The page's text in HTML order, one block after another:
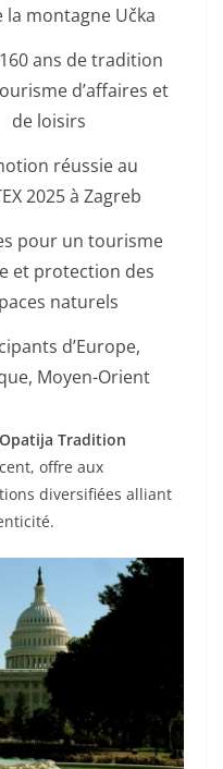
la montagne Učka
ans de tradition
d’affaires et
de loisirs
réussie au
2025 à Zagreb
pour un tourisme
et protection des
naturels
d’Europe,
Moyen-Orient
Opatija Tradition
offre aux
diversifiées alliant